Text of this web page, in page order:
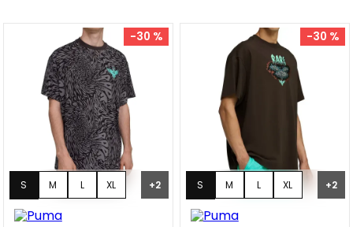
-30 %
S M L XL
XXL
+2
-30 %
S M L XL
XXL
+2